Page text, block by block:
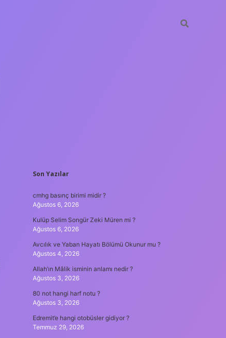
SIDEBAR
Son Yazılar
cmhg basınç birimi midir ?
Ağustos 6, 2026
Kulüp Selim Songür Zeki Müren mi ?
Ağustos 6, 2026
Avcılık ve Yaban Hayatı Bölümü Okunur mu ?
Ağustos 4, 2026
Allah’ın Mâlik isminin anlamı nedir ?
Ağustos 3, 2026
80 not hangi harf notu ?
Ağustos 3, 2026
Edremit’e hangi otobüsler gidiyor ?
Temmuz 29, 2026